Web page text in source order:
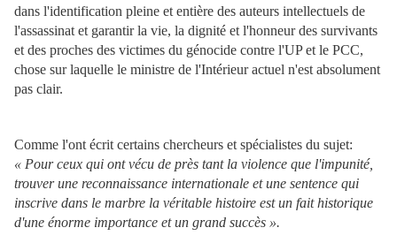
dans l'identification pleine et entière des auteurs intellectuels de
l'assassinat et garantir la vie, la dignité et l'honneur des survivants
et des proches des victimes du génocide contre l'UP et le PCC,
chose sur laquelle le ministre de l'Intérieur actuel n'est absolument
pas clair.
Comme l'ont écrit certains chercheurs et spécialistes du sujet:
« Pour ceux qui ont vécu de près tant la violence que l'impunité,
trouver une reconnaissance internationale et une sentence qui
inscrive dans le marbre la véritable histoire est un fait historique
d'une énorme importance et un grand succès ».